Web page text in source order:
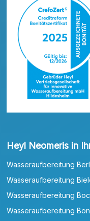
Heyl Neomeris in
Wasseraufbereitung
Wasseraufbereitung
Wasseraufbereitung
Wasseraufbereitung